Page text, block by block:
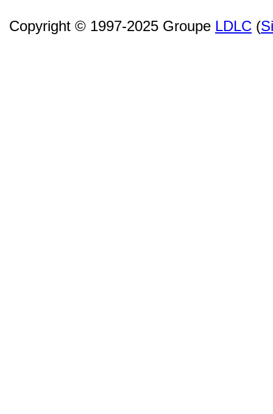
Copyright © 1997-2025 Groupe LDLC (